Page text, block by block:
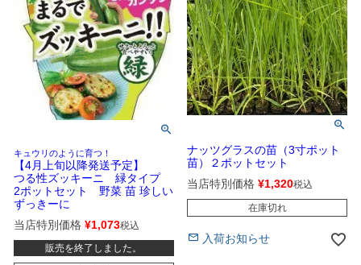
キュウリのように育つ！
【4月上旬以降発送予定】
つる性ズッキーニ 緑タイプ
2ポットセット 野菜 苗 珍しい
ずっきーに
当店特別価格 ¥1,073税込
販売を終了しました。
ナッツグラスの苗（3寸ポット
苗）２ポットセット
当店特別価格 ¥1,320税込
在庫切れ
入荷お知らせ